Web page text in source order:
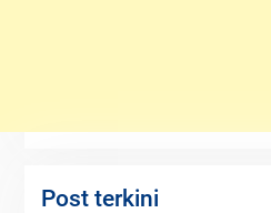
Post terkini